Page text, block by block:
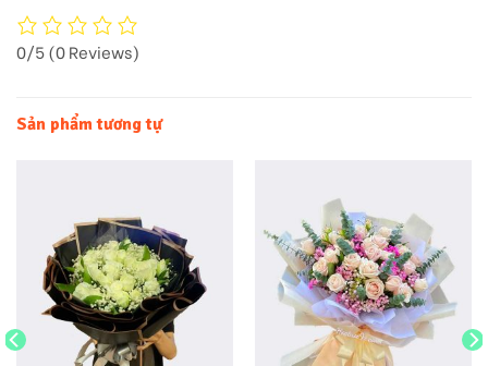
0/5(0 Reviews)
Sản phẩm tương tự